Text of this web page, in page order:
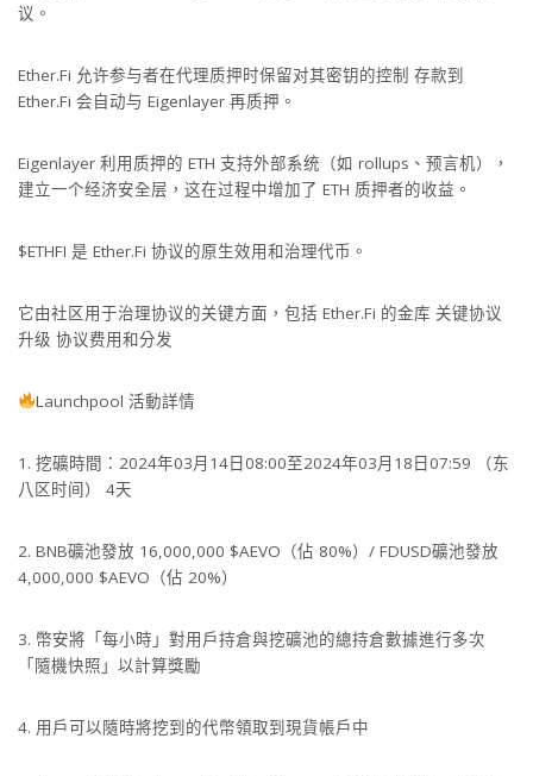
议。
Ether.Fi 允许参与者在代理质押时保留对其密钥的控制 存款到
Ether.Fi 会自动与 Eigenlayer 再质押。
Eigenlayer 利用质押的 ETH 支持外部系统（如 rollups、预言机），
建立一个经济安全层，这在过程中增加了 ETH 质押者的收益。
$ETHFI 是 Ether.Fi 协议的原生效用和治理代币。
它由社区用于治理协议的关键方面，包括 Ether.Fi 的金库 关键协议
升级 协议费用和分发
Launchpool 活動詳情
1. 挖礦時間：2024年03月14日08:00至2024年03月18日07:59 （东
八区时间） 4天
2. BNB礦池發放 16,000,000 $AEVO（佔 80%）/ FDUSD礦池發放
4,000,000 $AEVO（佔 20%）
3. 幣安將「每小時」對用戶持倉與挖礦池的總持倉數據進行多次
「隨機快照」以計算獎勵
4. 用戶可以隨時將挖到的代幣領取到現貨帳戶中